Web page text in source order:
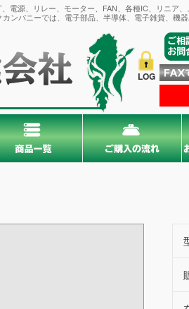
電源、リレー、モーター、FAN、各種IC、リニア
パニーでは、電子部品、半導体、電子雑貨、機
LOG